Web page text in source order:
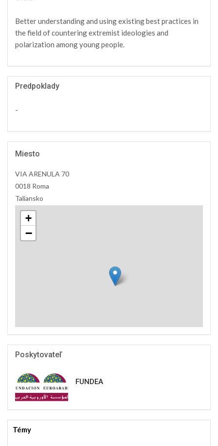
Better understanding and using existing best practices in
the field of countering extremist ideologies and
polarization among young people.
Predpoklady
-
Miesto
VIA ARENULA 70
0018 Roma
Taliansko
+
−
Poskytovateľ
FUNDEA
Témy